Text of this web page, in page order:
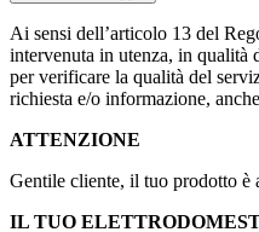
Ai sensi dell’articolo 13 del
intervenuta in utenza,​ in qualità
per verificare la qualità del
richiesta e/o informazione,
ATTENZIONE
Gentile cliente, il tuo prodotto è
IL TUO